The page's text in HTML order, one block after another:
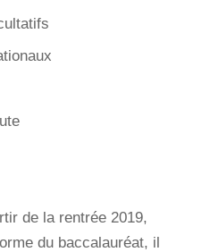
de la rentrée 2019,
du baccalauréat, il